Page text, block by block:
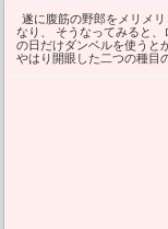
遂に腹筋の野郎をメリメ
なり、 そうなってみると
の日だけダンベルを使うと
やはり開眼した二つの種目